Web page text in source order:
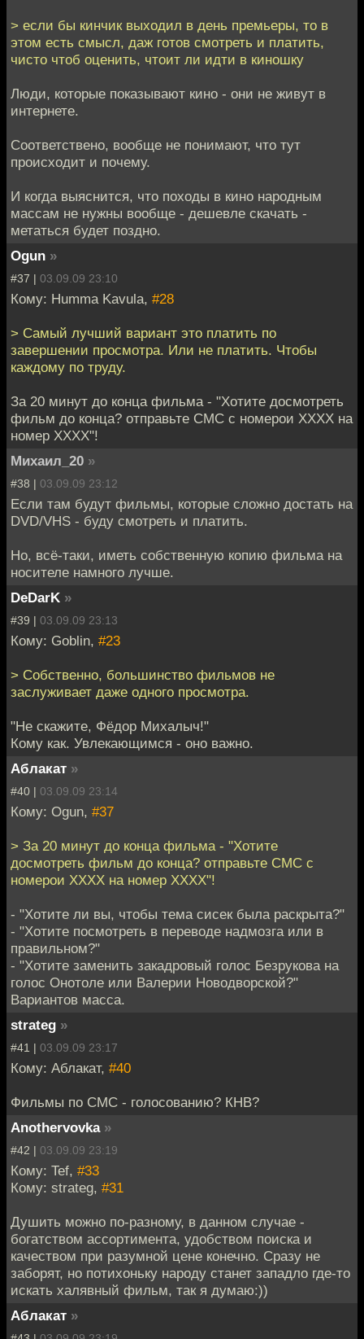
> если бы кинчик выходил в день премьеры, то в
этом есть смысл, даж готов смотреть и платить,
чисто чтоб оценить, чтоит ли идти в киношку
Люди, которые показывают кино - они не живут в
интернете.
Соответствено, вообще не понимают, что тут
происходит и почему.
И когда выяснится, что походы в кино народным
массам не нужны вообще - дешевле скачать -
метаться будет поздно.
Ogun »
#37 | 03.09.09 23:10
Кому: Humma Kavula, #28
> Самый лучший вариант это платить по
завершении просмотра. Или не платить. Чтобы
каждому по труду.
За 20 минут до конца фильма - "Хотите досмотреть
фильм до конца? отправьте СМС с номерои ХХХХ на
номер ХХХХ"!
Михаил_20 »
#38 | 03.09.09 23:12
Если там будут фильмы, которые сложно достать на
DVD/VHS - буду смотреть и платить.
Но, всё-таки, иметь собственную копию фильма на
носителе намного лучше.
DeDarK »
#39 | 03.09.09 23:13
Кому: Goblin, #23
> Собственно, большинство фильмов не
заслуживает даже одного просмотра.
"Не скажите, Фёдор Михалыч!"
Кому как. Увлекающимся - оно важно.
Аблакат »
#40 | 03.09.09 23:14
Кому: Ogun, #37
> За 20 минут до конца фильма - "Хотите
досмотреть фильм до конца? отправьте СМС с
номерои ХХХХ на номер ХХХХ"!
- "Хотите ли вы, чтобы тема сисек была раскрыта?"
- "Хотите посмотреть в переводе надмозга или в
правильном?"
- "Хотите заменить закадровый голос Безрукова на
голос Онотоле или Валерии Новодворской?"
Вариантов масса.
strateg »
#41 | 03.09.09 23:17
Кому: Аблакат, #40
Фильмы по СМС - голосованию? КНВ?
Anothervovka »
#42 | 03.09.09 23:19
Кому: Tef, #33
Кому: strateg, #31
Душить можно по-разному, в данном случае -
богатством ассортимента, удобством поиска и
качеством при разумной цене конечно. Сразу не
заборят, но потихоньку народу станет западло где-то
искать халявный фильм, так я думаю:))
Аблакат »